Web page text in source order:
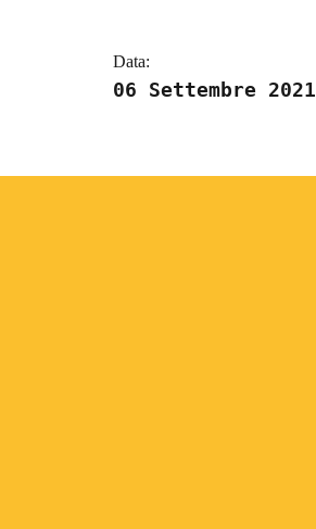
Data:
06 Settembre 2021